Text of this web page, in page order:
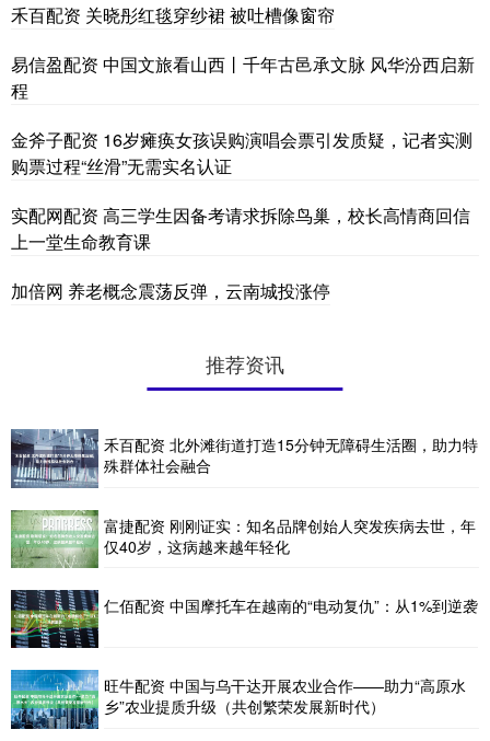
禾百配资 关晓彤红毯穿纱裙 被吐槽像窗帘
易信盈配资 中国文旅看山西丨千年古邑承文脉 风华汾西启新
程
金斧子配资 16岁瘫痪女孩误购演唱会票引发质疑，记者实测
购票过程“丝滑”无需实名认证
实配网配资 高三学生因备考请求拆除鸟巢，校长高情商回信
上一堂生命教育课
加倍网 养老概念震荡反弹，云南城投涨停
推荐资讯
禾百配资 北外滩街道打造15分钟无障碍生活圈，助力特
殊群体社会融合
富捷配资 刚刚证实：知名品牌创始人突发疾病去世，年
仅40岁，这病越来越年轻化
仁佰配资 中国摩托车在越南的“电动复仇”：从1%到逆袭
旺牛配资 中国与乌干达开展农业合作——助力“高原水
乡”农业提质升级（共创繁荣发展新时代）